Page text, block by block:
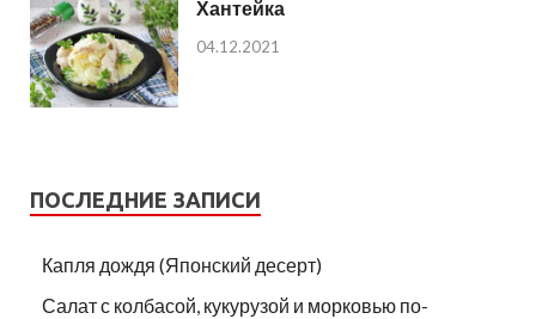
Хантейка
04.12.2021
ПОСЛЕДНИЕ ЗАПИСИ
Капля дождя (Японский десерт)
Салат с колбасой, кукурузой и морковью по-